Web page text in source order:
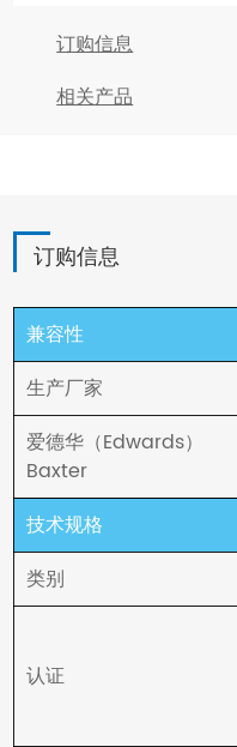
订购信息
相关产品
订购信息
兼容性
生产厂家
爱德华（Edwards）
Baxter
技术规格
类别
认证